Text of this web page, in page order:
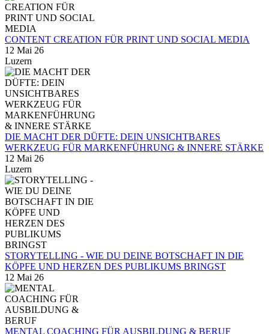
CONTENT CREATION FÜR PRINT UND SOCIAL MEDIA
12 Mai 26
Luzern
DIE MACHT DER DÜFTE: DEIN UNSICHTBARES
WERKZEUG FÜR MARKENFÜHRUNG & INNERE STÄRKE
12 Mai 26
Luzern
STORYTELLING - WIE DU DEINE BOTSCHAFT IN DIE
KÖPFE UND HERZEN DES PUBLIKUMS BRINGST
12 Mai 26
MENTAL COACHING FÜR AUSBILDUNG & BERUF